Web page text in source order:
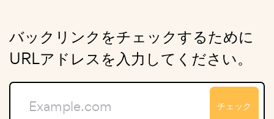
バックリンクをチェックするために
URLアドレスを入力してください。
チェック